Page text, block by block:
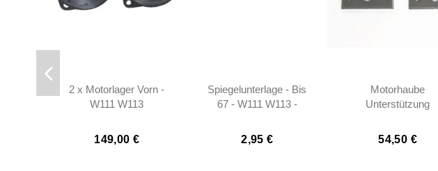
2 x Motorlager Vorn -
W111 W113
149,00 €
Spiegelunterlage - Bis
67 - W111 W113 -
2,95 €
Motorhaube
Unterstützung
W113 - 1138800078
54,50 €